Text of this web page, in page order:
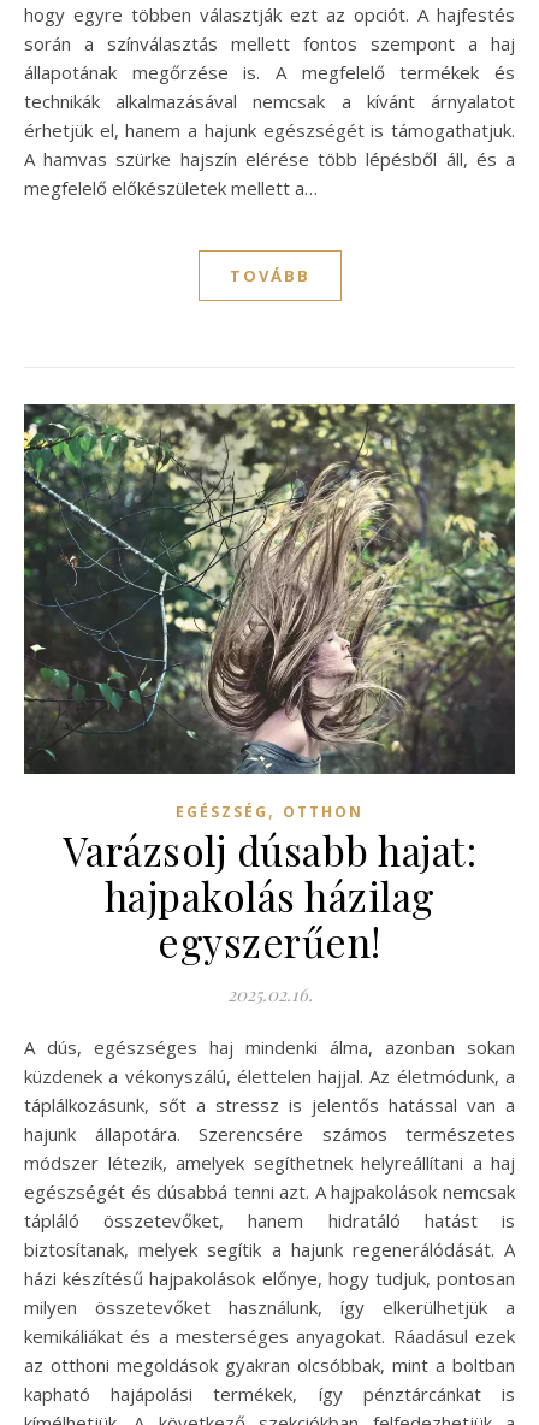
hogy egyre többen választják ezt az opciót. A hajfestés
során a színválasztás mellett fontos szempont a haj
állapotának megőrzése is. A megfelelő termékek és
technikák alkalmazásával nemcsak a kívánt árnyalatot
érhetjük el, hanem a hajunk egészségét is támogathatjuk.
A hamvas szürke hajszín elérése több lépésből áll, és a
megfelelő előkészületek mellett a…
TOVÁBB
EGÉSZSÉG , OTTHON
Varázsolj dúsabb hajat:
hajpakolás házilag
egyszerűen!
2025.02.16.
A dús, egészséges haj mindenki álma, azonban sokan
küzdenek a vékonyszálú, élettelen hajjal. Az életmódunk, a
táplálkozásunk, sőt a stressz is jelentős hatással van a
hajunk állapotára. Szerencsére számos természetes
módszer létezik, amelyek segíthetnek helyreállítani a haj
egészségét és dúsabbá tenni azt. A hajpakolások nemcsak
tápláló összetevőket, hanem hidratáló hatást is
biztosítanak, melyek segítik a hajunk regenerálódását. A
házi készítésű hajpakolások előnye, hogy tudjuk, pontosan
milyen összetevőket használunk, így elkerülhetjük a
kemikáliákat és a mesterséges anyagokat. Ráadásul ezek
az otthoni megoldások gyakran olcsóbbak, mint a boltban
kapható hajápolási termékek, így pénztárcánkat is